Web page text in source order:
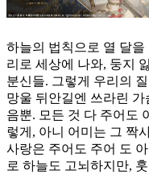
하늘의 법칙으로 열 달을
리로 세상에 나와, 둥지
분신들. 그렇게 우리의
망울 뒤안길엔 쓰라린
음뿐. 모든 것 다 주어도
렇게, 아니 어미는 그 짝
사랑은 주어도 주어 도
로 하늘도 고뇌하지만,